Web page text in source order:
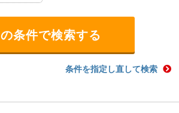
条件を指定し直して検索